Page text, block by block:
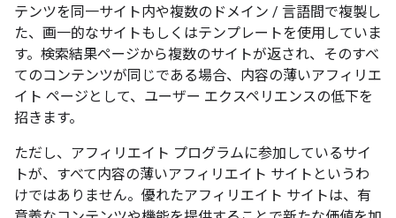
テンツを同一サイト内や複数のドメイン / 言語間で複製し
た、画一的なサイトもしくはテンプレートを使用していま
す。検索結果ページから複数のサイトが返され、そのすべ
てのコンテンツが同じである場合、内容の薄いアフィリエ
イト ページとして、ユーザー エクスペリエンスの低下を
招きます。
ただし、アフィリエイト プログラムに参加しているサイ
トが、すべて内容の薄いアフィリエイト サイトというわ
けではありません。優れたアフィリエイト サイトは、有